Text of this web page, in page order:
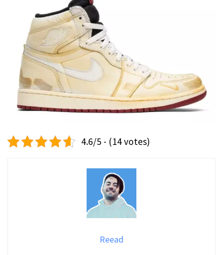
4.6/5 - (14 votes)
Reead